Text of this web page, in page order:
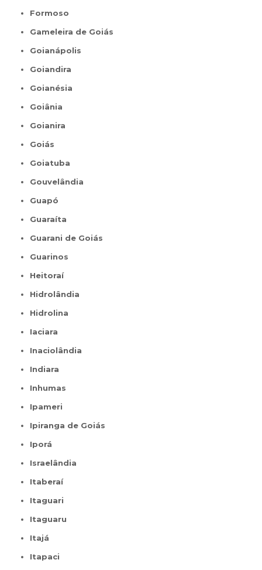
Formoso
Gameleira de Goiás
Goianápolis
Goiandira
Goianésia
Goiânia
Goianira
Goiás
Goiatuba
Gouvelândia
Guapó
Guaraíta
Guarani de Goiás
Guarinos
Heitoraí
Hidrolândia
Hidrolina
Iaciara
Inaciolândia
Indiara
Inhumas
Ipameri
Ipiranga de Goiás
Iporá
Israelândia
Itaberaí
Itaguari
Itaguaru
Itajá
Itapaci